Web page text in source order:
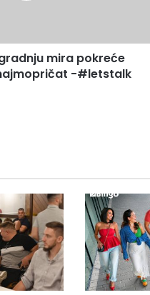
mira pokreće
-#letstalk